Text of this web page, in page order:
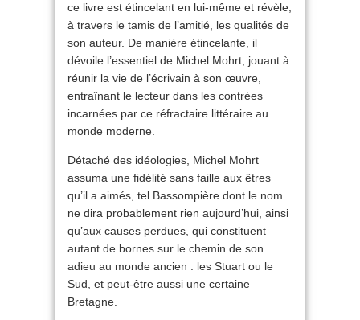
ce livre est étincelant en lui-même et révèle,
à travers le tamis de l’amitié, les qualités de
son auteur. De manière étincelante, il
dévoile l’essentiel de Michel Mohrt, jouant à
réunir la vie de l’écrivain à son œuvre,
entraînant le lecteur dans les contrées
incarnées par ce réfractaire littéraire au
monde moderne.
Détaché des idéologies, Michel Mohrt
assuma une fidélité sans faille aux êtres
qu’il a aimés, tel Bassompière dont le nom
ne dira probablement rien aujourd’hui, ainsi
qu’aux causes perdues, qui constituent
autant de bornes sur le chemin de son
adieu au monde ancien : les Stuart ou le
Sud, et peut-être aussi une certaine
Bretagne.